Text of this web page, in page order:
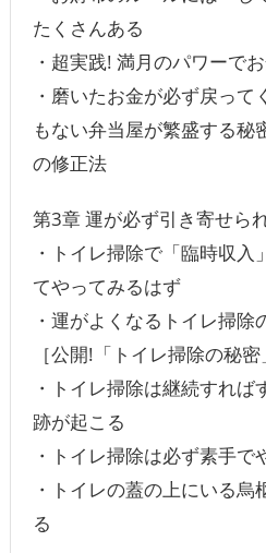
たくさんある
・超実践! 満月のパワーで
・磨いたお金が必ず戻って
もない弁当屋が繁盛する秘
の修正法
第3章 運が必ず引き寄せら
・トイレ掃除で「臨時収入
てやってみるはず
・運がよくなるトイレ掃除
［公開!「トイレ掃除の秘密
・トイレ掃除は継続すれ
跡が起こる
・トイレ掃除は必ず素手で
・トイレの蓋の上にいる
る